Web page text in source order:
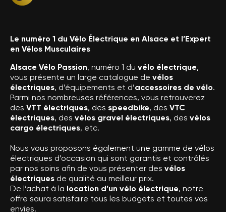
Le numéro 1 du Vélo Électrique en Alsace et l’Expert
en Vélos Musculaires
Alsace Vélo Passion, numéro 1 du vélo électrique,
vous présente un large catalogue de vélos
électriques, d’équipements et d’accessoires de vélo.
Parmi nos nombreuses références, vous retrouverez
des VTT électriques, des speedbike, des VTC
électriques, des vélos gravel électriques, des vélos
cargo électriques, etc.
Nous vous proposons également une gamme de vélos
électriques d’occasion qui sont garantis et contrôlés
par nos soins afin de vous présenter des vélos
électriques de qualité au meilleur prix.
De l’achat à la location d’un vélo électrique, notre
offre saura satisfaire tous les budgets et toutes vos
envies.